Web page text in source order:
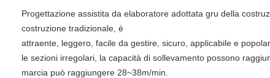
Progettazione assistita da elaboratore adottata gru della
costruzione tradizionale, è
attraente, leggero, facile da gestire, sicuro, applicabile e
le sezioni irregolari, la capacità di sollevamento possono
marcia può raggiungere 28~38m/min.